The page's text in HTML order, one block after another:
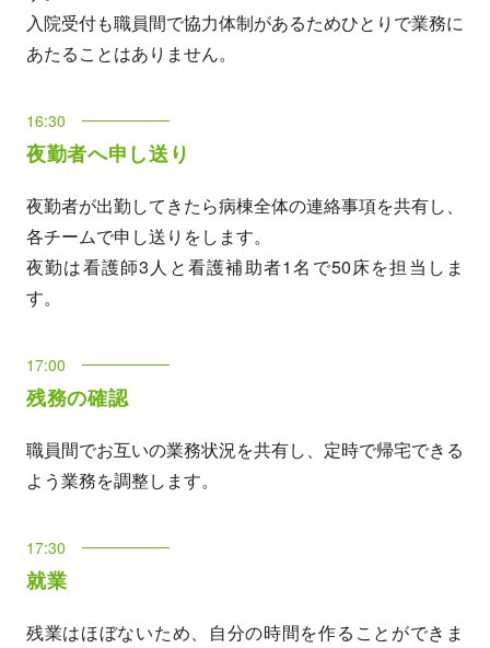
入院受付も職員間で協力体制があるためひとりで業務に
あたることはありません。
16:30
夜勤者へ申し送り
夜勤者が出勤してきたら病棟全体の連絡事項を共有し、
各チームで申し送りをします。
夜勤は看護師3人と看護補助者1名で50床を担当しま
す。
17:00
残務の確認
職員間でお互いの業務状況を共有し、定時で帰宅できる
よう業務を調整します。
17:30
就業
残業はほぼないため、自分の時間を作ることができま